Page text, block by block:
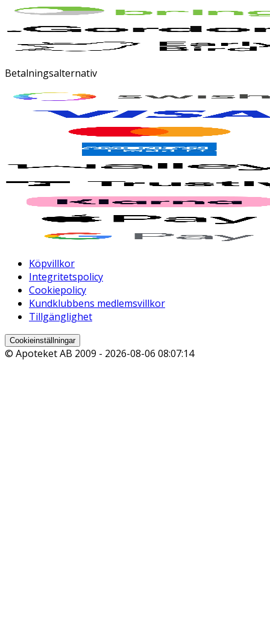
Betalningsalternativ
Köpvillkor
Integritetspolicy
Cookiepolicy
Kundklubbens medlemsvillkor
Tillgänglighet
Cookieinställningar
© Apoteket AB 2009 - 2026-08-06 08:07:14